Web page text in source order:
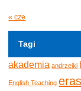
« cze
Tagi
akademia andrzejki
English Teaching